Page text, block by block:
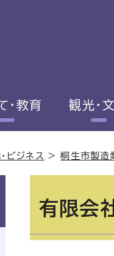
・教育 観光・
ビジネス >桐生市製造
有限会